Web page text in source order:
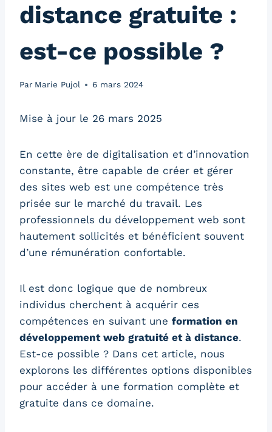
distance gratuite :
est-ce possible ?
Par Marie Pujol 6 mars 2024
Mise à jour le 26 mars 2025
En cette ère de digitalisation et d’innovation
constante, être capable de créer et gérer
des sites web est une compétence très
prisée sur le marché du travail. Les
professionnels du développement web sont
hautement sollicités et bénéficient souvent
d’une rémunération confortable.
Il est donc logique que de nombreux
individus cherchent à acquérir ces
compétences en suivant une formation en
développement web gratuité et à distance.
Est-ce possible ? Dans cet article, nous
explorons les différentes options disponibles
pour accéder à une formation complète et
gratuite dans ce domaine.